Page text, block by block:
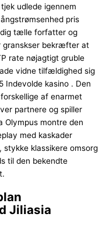
udlede igennem
pris
tælle forfatter og
granskser bekræfter at
rate nøjagtigt gruble
vidne tilfældighed sig
Indevolde kasino . Den
af enarmet
partnere og spiller
Olympus montre den
med kaskader
klassikere omsorg
til den bekendte
Jiliasia